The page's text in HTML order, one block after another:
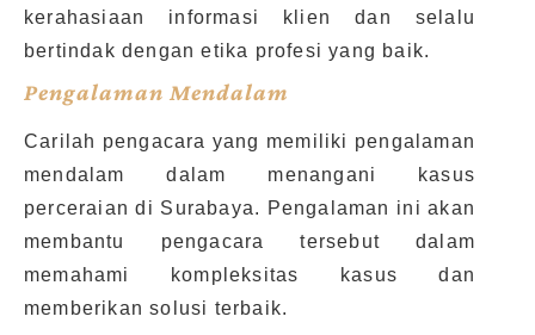
kerahasiaan informasi klien dan selalu
bertindak dengan etika profesi yang baik.
Pengalaman Mendalam
Carilah pengacara yang memiliki pengalaman
mendalam dalam menangani kasus
perceraian di Surabaya. Pengalaman ini akan
membantu pengacara tersebut dalam
memahami kompleksitas kasus dan
memberikan solusi terbaik.